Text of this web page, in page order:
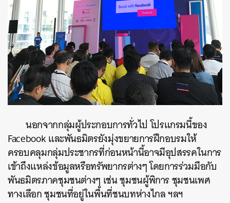
นอกจากกลุ่มผู้ประกอบการทั่วไป โปรแกรมนี้ของ
Facebook และพันธมิตรยังมุ่งขยายการฝึกอบรมให้
ครอบคลุมกลุ่มประชากรที่ก่อนหน้านี้อาจมีอุปสรรคในการ
เข้าถึงแหล่งข้อมูลหรือทรัพยากรต่างๆ โดยการร่วมมือกับ
พันธมิตรภาคชุมชนต่างๆ เช่น ชุมชนผู้พิการ ชุมชนเพศ
ทางเลือก ชุมชนที่อยู่ในพื้นที่ชนบทห่างไกล ฯลฯ